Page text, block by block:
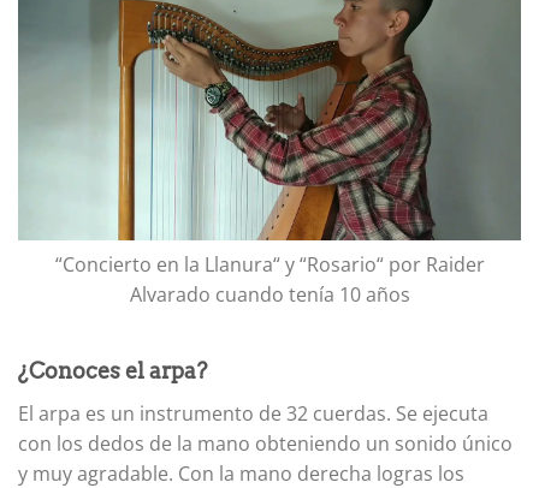
“Concierto en la Llanura“ y “Rosario“ por Raider
Alvarado cuando tenía 10 años
¿Conoces el arpa?
El arpa es un instrumento de 32 cuerdas. Se ejecuta
con los dedos de la mano obteniendo un sonido único
y muy agradable. Con la mano derecha logras los